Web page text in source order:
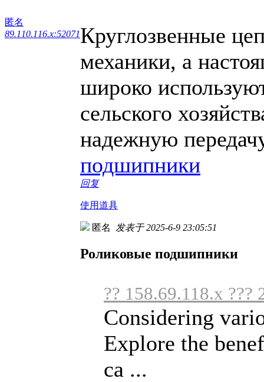
匿名
89.110.116.x:52071Круглозвенные
механики, а
широко
сельского
надежную
подшипники
回复
使用道具
匿名 发表于 2025-6-9 23:05:51
Роликовые подшипники
?? 158.69.118.x ???
Considering
Explore the
ca ...